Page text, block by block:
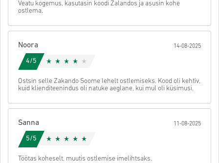
Veatu kogemus, kasutasin koodi Zalandos ja asusin kohe
ostlema.
Noora 14-08-2025
4/5
Ostsin selle Zakando Soome lehelt ostlemiseks. Kood oli kehtiv,
kuid klienditeenindus oli natuke aeglane, kui mul oli küsimusi.
Sanna 11-08-2025
5/5
Töötas koheselt, muutis ostlemise imelihtsaks.